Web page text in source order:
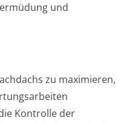
und
zu maximieren,
Kontrolle der